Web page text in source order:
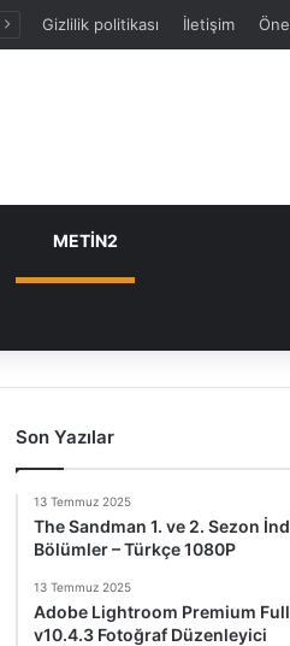
Gizlilik politikası İletişim
METİN2
Son Yazılar
13 Temmuz 2025
The Sandman 1. ve 2. Sezon
Bölümler – Türkçe 1080P
13 Temmuz 2025
Adobe Lightroom Premium
v10.4.3 Fotoğraf Düzenleyici